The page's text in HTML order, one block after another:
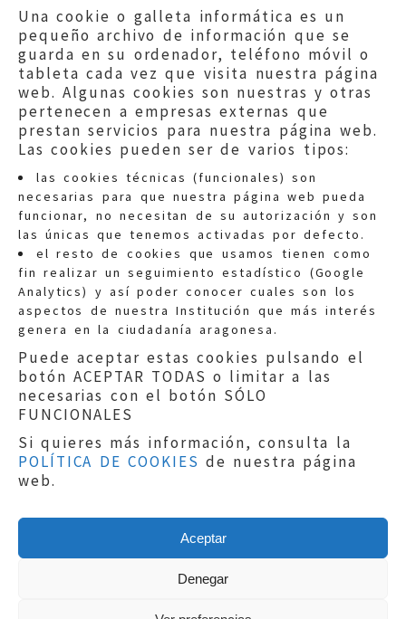
Una cookie o galleta informática es un
pequeño archivo de información que se
guarda en su ordenador, teléfono móvil o
tableta cada vez que visita nuestra página
web. Algunas cookies son nuestras y otras
pertenecen a empresas externas que
prestan servicios para nuestra página web.
Las cookies pueden ser de varios tipos:
las cookies técnicas (funcionales) son
necesarias para que nuestra página web pueda
funcionar, no necesitan de su autorización y son
las únicas que tenemos activadas por defecto.
el resto de cookies que usamos tienen como
fin realizar un seguimiento estadístico (Google
Analytics) y así poder conocer cuales son los
aspectos de nuestra Institución que más interés
genera en la ciudadanía aragonesa.
Puede aceptar estas cookies pulsando el
botón ACEPTAR TODAS o limitar a las
necesarias con el botón SÓLO
FUNCIONALES
Si quieres más información, consulta la
POLÍTICA DE COOKIES de nuestra página
web.
Aceptar
Denegar
Quejas:quejas@eljusticiadearagon.es
Información general:
informacion@eljusticiadearagon.es
Teléfonos:900 210 210/
Aviso legal|Política de privacidad|
Protección de Datos
Política de cookies
Copyright © 2019El Justicia de Aragón|
Sephor Consulting